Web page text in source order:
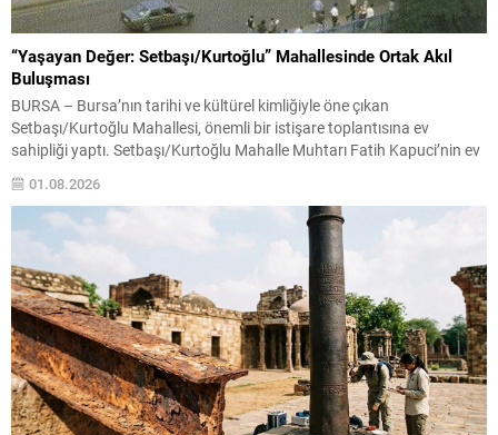
“Yaşayan Değer: Setbaşı/Kurtoğlu” Mahallesinde Ortak Akıl
Buluşması
BURSA – Bursa’nın tarihi ve kültürel kimliğiyle öne çıkan
Setbaşı/Kurtoğlu Mahallesi, önemli bir istişare toplantısına ev
sahipliği yaptı. Setbaşı/Kurtoğlu Mahalle Muhtarı Fatih Kapuci’nin ev
Davut Gürkan, Yıldırım Belediye Başkanı Oktay Yılmaz ve AK Parti
Yıldırım İlçe Başkanı İrfan Akkaya mahalleyi ziyaret ederek...
01.08.2026